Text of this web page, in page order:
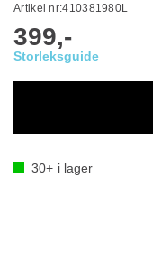
Artikel nr:410381980L
399,-
30+ i lager